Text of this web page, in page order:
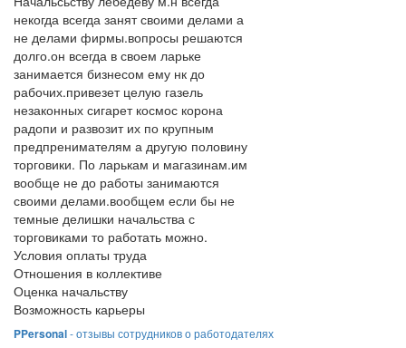
некогда всегда занят своими делами а
не делами фирмы.вопросы решаются
долго.он всегда в своем ларьке
занимается бизнесом ему нк до
рабочих.привезет целую газель
незаконных сигарет космос корона
радопи и развозит их по крупным
предпренимателям а другую половину
торговики. По ларькам и магазинам.им
вообще не до работы занимаются
своими делами.вообщем если бы не
темные делишки начальства с
торговиками то работать можно.
Условия оплаты труда
Отношения в коллективе
Оценка начальству
Возможность карьеры
PPersonal- отзывы сотрудников о работодателях